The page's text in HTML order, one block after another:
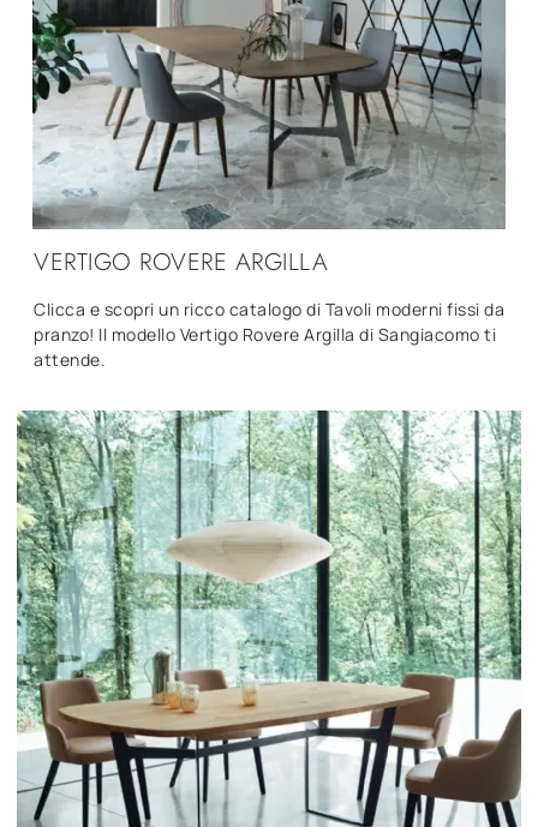
VERTIGO ROVERE ARGILLA
Clicca e scopri un ricco catalogo di Tavoli moderni fissi da
pranzo! Il modello Vertigo Rovere Argilla di Sangiacomo ti
attende.